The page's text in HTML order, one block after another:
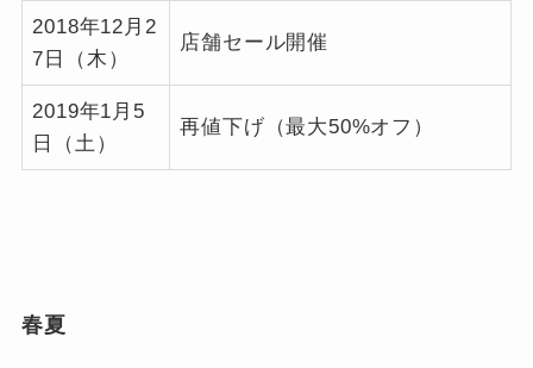
2018年12月2
7日（木）
店舗セール開催
2019年1月5
日（土）
再値下げ（最大50%オフ）
春夏